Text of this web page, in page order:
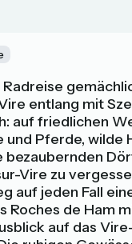
Radreise
entlang mit
auf friedlichen
und Pferde, wilde
bezaubernden
Vire zu
auf jeden Fall
Roches de Ham
auf das